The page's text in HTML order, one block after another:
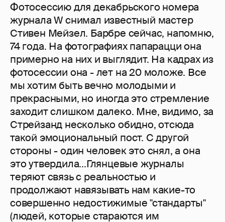
Фотосессию для декабрьского номера
журнала W снимал известный мастер
Стивен Мейзел. Барбре сейчас, напомню,
74 года. На фотографиях папарацци она
примерно на них и выглядит. На кадрах из
фотосессии она - лет на 20 моложе. Все
мы хотим быть вечно молодыми и
прекрасными, но иногда это стремление
заходит слишком далеко. Мне, видимо, за
Стрейзанд несколько обидно, отсюда
такой эмоциональный пост. С другой
стороны - один человек это снял, а она
это утвердила...Глянцевые журналы
теряют связь с реальностью и
продолжают навязывать нам какие-то
совершенно недостижимые "стандарты"
(людей, которые стараются им